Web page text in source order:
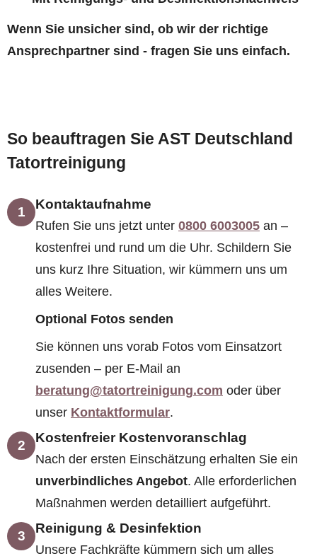
Wenn Sie unsicher sind, ob wir der richtige
Ansprechpartner sind - fragen Sie uns einfach.
So beauftragen Sie AST Deutschland
Tatortreinigung
1 Kontaktaufnahme
Rufen Sie uns jetzt unter 0800 6003005 an –
kostenfrei und rund um die Uhr. Schildern Sie
uns kurz Ihre Situation, wir kümmern uns um
alles Weitere.
Optional Fotos senden
Sie können uns vorab Fotos vom Einsatzort
zusenden – per E-Mail an
beratung@tatortreinigung.com oder über
unser Kontaktformular.
2 Kostenfreier Kostenvoranschlag
Nach der ersten Einschätzung erhalten Sie ein
unverbindliches Angebot. Alle erforderlichen
Maßnahmen werden detailliert aufgeführt.
3 Reinigung & Desinfektion
Unsere Fachkräfte kümmern sich um alles